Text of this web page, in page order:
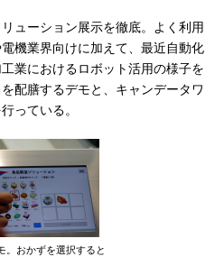
ューション展示を徹底。よく利用
機業界向けに加えて、最近自動化
業におけるロボット活用の様子を
配膳するデモと、キャンデータワ
っている。
。おかずを選択すると